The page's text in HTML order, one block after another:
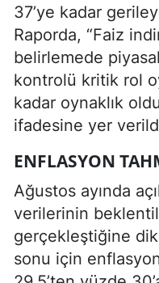
37’ye kadar
Raporda, “Faiz
belirlemede
kontrolü kritik rol
kadar oynaklık
ifadesine yer
ENFLASYON
Ağustos ayında
verilerinin
gerçekleştiğine
sonu için